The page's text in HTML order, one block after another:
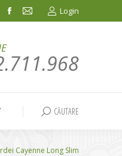
Facebook
in
window
Mail
in
window
Login
Search:
CĂUTARE
Cayenne Long Slim